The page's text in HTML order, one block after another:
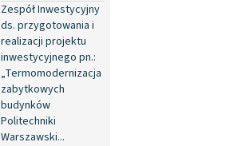
Zespół Inwestycyjny
ds. przygotowania i
realizacji projektu
inwestycyjnego pn.:
„Termomodernizacja
zabytkowych
budynków
Politechniki
Warszawski...